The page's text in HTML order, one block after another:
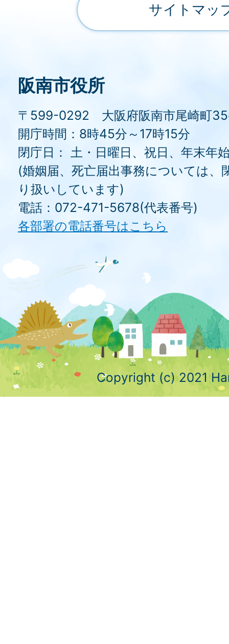
サイトマッ
阪南市役所
〒599-0292 大阪府阪南市尾崎町35
開庁時間：8時45分～17時15分
閉庁日： 土・日曜日、祝日、年末年
(婚姻届、死亡届出事務については、
り扱いしています)
電話：072-471-5678(代表番号)
各部署の電話番号はこちら
Copyright (c) 2021